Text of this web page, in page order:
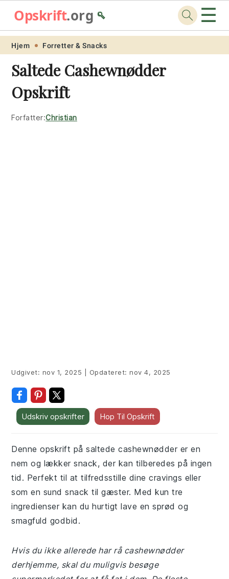
Skip
primary
navigation
Skip
main
content
Skip
primary
sidebar
Skip
footer
Opskrift.org🥄 ☰
Hjem Forretter & Snacks
Saltede Cashewnødder
Opskrift
Forfatter:Christian
Udgivet: nov 1, 2025 Opdateret:nov 4, 2025
Udskriv opskrifter Hop Til Opskrift
Denne opskrift på saltede cashewnødder er en
nem og lækker snack, der kan tilberedes på ingen
tid. Perfekt til at tilfredsstille dine cravings eller
som en sund snack til gæster. Med kun tre
ingredienser kan du hurtigt lave en sprød og
smagfuld godbid.
Hvis du ikke allerede har rå cashewnødder
derhjemme, skal du muligvis besøge